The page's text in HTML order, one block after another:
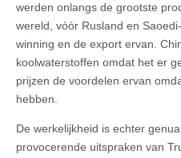
werden onlangs de grootste
wereld, vóór Rusland en
winning en de export ervan.
koolwaterstoffen omdat het er
prijzen de voordelen ervan
hebben.
De werkelijkheid is echter
provocerende uitspraken van